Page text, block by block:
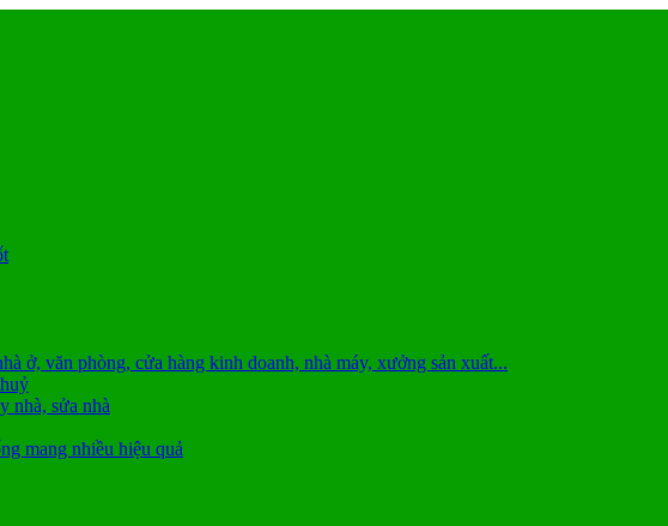
ở, văn phòng, cửa hàng kinh doanh, nhà máy, xưởng sản xuất...
nhà, sửa nhà
mang nhiều hiệu quả